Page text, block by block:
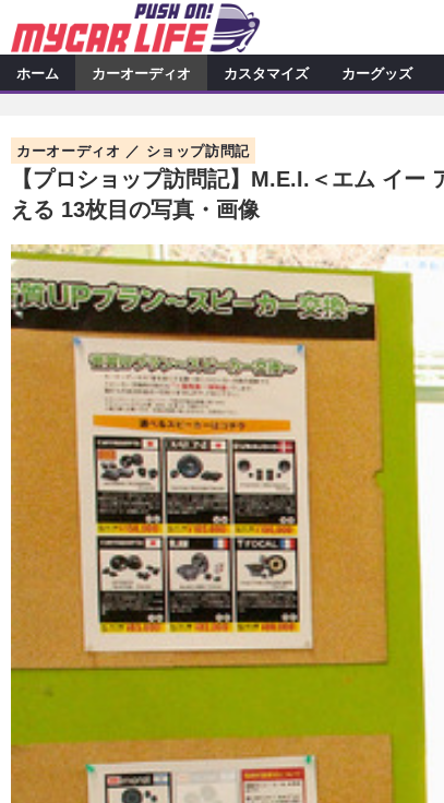
カーオーディオ
プロショップ検索
カーオーディオニュース
その他
カスタマイズ特集記事
カスタマイズニュース
カーグッズ
カーグッズ特集記事
カーグッズニュース
自動車
ニュース
スクープ
アクセスランキング
ホーム カーオーディオ カスタマイズ カーグッズ
【プロショップ訪問記】M.E.I.＜エム イ
える 13枚目の写真・画像
カーオーディオ ショップ訪問記